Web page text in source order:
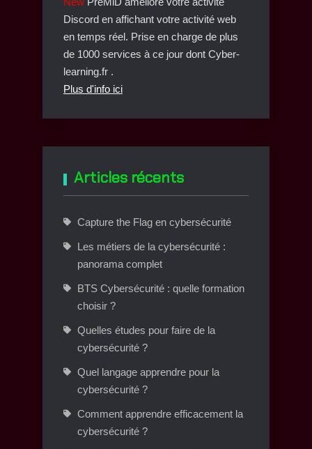
Discord en affichant votre activité web
en temps réel. Prise en charge de plus
de 1000 services à ce jour dont Cyber-
learning.fr .
Plus d'info ici
Articles récents
Capture the Flag en cybersécurité
Les métiers de la cybersécurité :
panorama complet
BTS Cybersécurité : quelle formation
choisir ?
Quelles études pour faire de la
cybersécurité ?
Quel langage apprendre pour la
cybersécurité ?
Comment apprendre efficacement la
cybersécurité ?